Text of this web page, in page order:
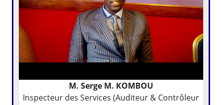
M. Serge M. KOMBOU
Inspecteur des Services (Auditeur & Contrôleur